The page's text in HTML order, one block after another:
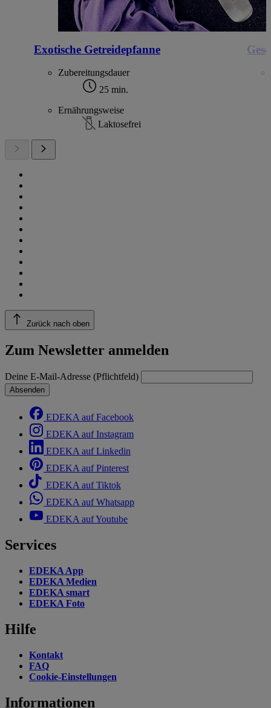
Exotische Getreidepfanne
Zubereitungsdauer
25 min.
Ernährungsweise
Laktosefrei
Zurück nach oben
Zum Newsletter anmelden
Deine E-Mail-Adresse (Pflichtfeld)
Absenden
EDEKA auf Facebook
EDEKA auf Instagram
EDEKA auf Linkedin
EDEKA auf Pinterest
EDEKA auf Tiktok
EDEKA auf Whatsapp
EDEKA auf Youtube
Services
EDEKA App
EDEKA Medien
EDEKA smart
EDEKA Foto
Hilfe
Kontakt
FAQ
Cookie-Einstellungen
Informationen